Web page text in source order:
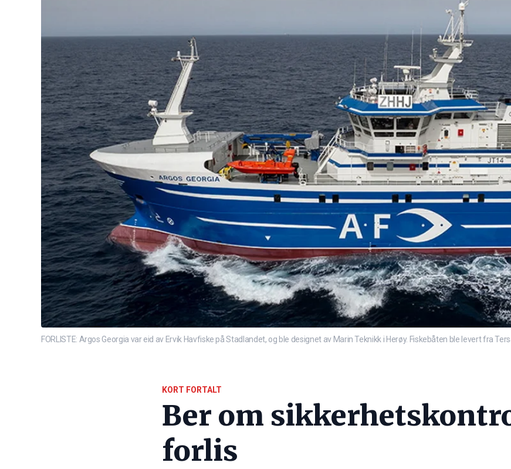
FORLISTE: Argos Georgia var eid av Ervik Havfiske på Stadlandet, og ble designet av Marin Teknikk i Herøy. Fiskebåten ble levert fra
KORT FORTALT
Ber om
forlis